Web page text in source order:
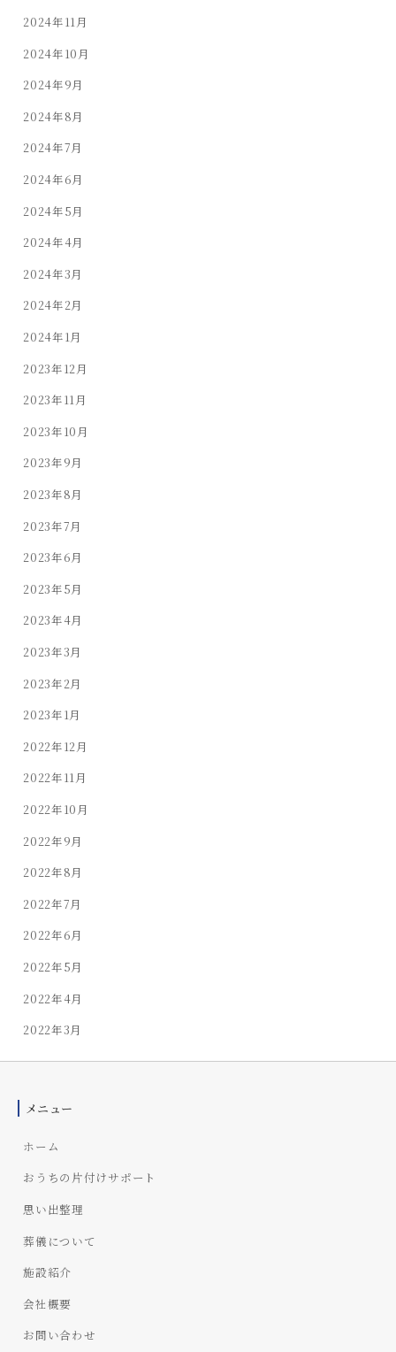
2024年11月
2024年10月
2024年9月
2024年8月
2024年7月
2024年6月
2024年5月
2024年4月
2024年3月
2024年2月
2024年1月
2023年12月
2023年11月
2023年10月
2023年9月
2023年8月
2023年7月
2023年6月
2023年5月
2023年4月
2023年3月
2023年2月
2023年1月
2022年12月
2022年11月
2022年10月
2022年9月
2022年8月
2022年7月
2022年6月
2022年5月
2022年4月
2022年3月
メニュー
ホーム
おうちの片付けサポート
思い出整理
葬儀について
施設紹介
会社概要
お問い合わせ